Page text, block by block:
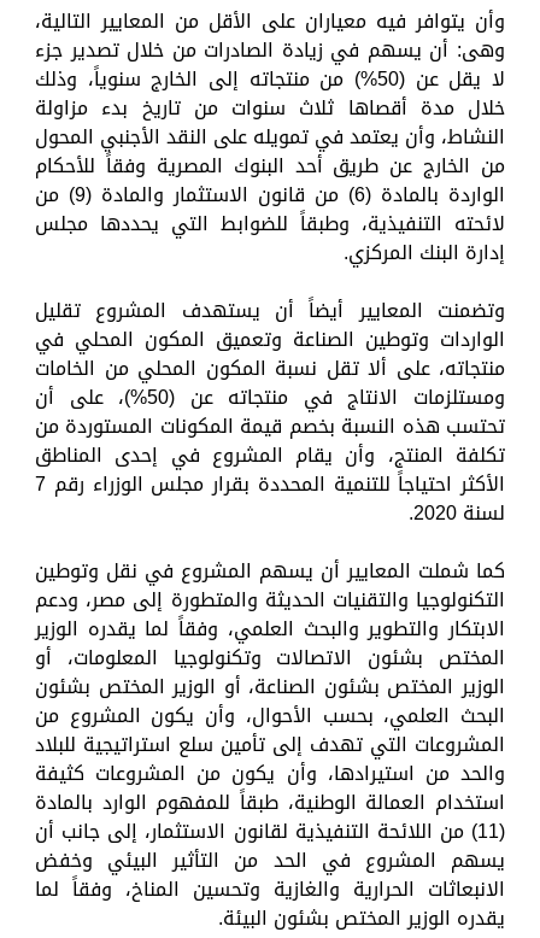
وأن يتوافر فيه معياران على الأقل من المعايير التالية،
وهى: أن يسهم في زيادة الصادرات من خلال تصدير جزء
لا يقل عن (50%) من منتجاته إلى الخارج سنوياً، وذلك
خلال مدة أقصاها ثلاث سنوات من تاريخ بدء مزاولة
النشاط، وأن يعتمد في تمويله على النقد الأجنبي المحول
من الخارج عن طريق أحد البنوك المصرية وفقاً للأحكام
الواردة بالمادة (6) من قانون الاستثمار والمادة (9) من
لائحته التنفيذية، وطبقاً للضوابط التي يحددها مجلس
إدارة البنك المركزي.
وتضمنت المعايير أيضاً أن يستهدف المشروع تقليل
الواردات وتوطين الصناعة وتعميق المكون المحلي في
منتجاته، على ألا تقل نسبة المكون المحلي من الخامات
ومستلزمات الانتاج في منتجاته عن (50%)، على أن
تحتسب هذه النسبة بخصم قيمة المكونات المستوردة من
تكلفة المنتج، وأن يقام المشروع في إحدى المناطق
الأكثر احتياجاً للتنمية المحددة بقرار مجلس الوزراء رقم 7
لسنة 2020.
كما شملت المعايير أن يسهم المشروع في نقل وتوطين
التكنولوجيا والتقنيات الحديثة والمتطورة إلى مصر، ودعم
الابتكار والتطوير والبحث العلمي، وفقاً لما يقدره الوزير
المختص بشئون الاتصالات وتكنولوجيا المعلومات، أو
الوزير المختص بشئون الصناعة، أو الوزير المختص بشئون
البحث العلمي، بحسب الأحوال، وأن يكون المشروع من
المشروعات التي تهدف إلى تأمين سلع استراتيجية للبلاد
والحد من استيرادها، وأن يكون من المشروعات كثيفة
استخدام العمالة الوطنية، طبقاً للمفهوم الوارد بالمادة
(11) من اللائحة التنفيذية لقانون الاستثمار، إلى جانب أن
يسهم المشروع في الحد من التأثير البيئي وخفض
الانبعاثات الحرارية والغازية وتحسين المناخ، وفقاً لما
يقدره الوزير المختص بشئون البيئة.